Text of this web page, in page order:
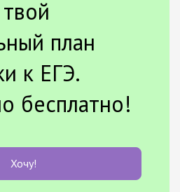
план
к ЕГЭ.
бесплатно!
Хочу!